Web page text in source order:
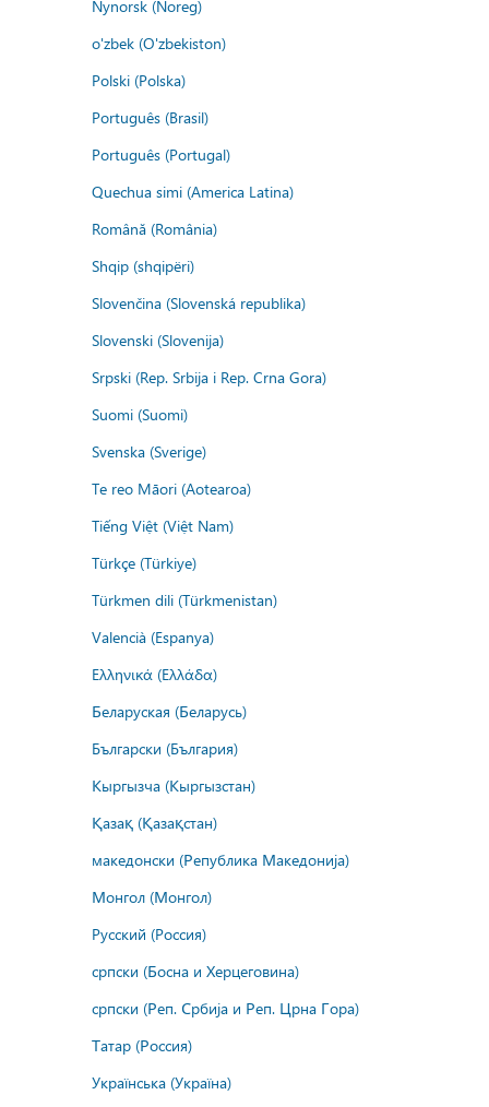
Nynorsk (Noreg)
o'zbek (O'zbekiston)
Polski (Polska)
Português (Brasil)
Português (Portugal)
Quechua simi (America Latina)
Română (România)
Shqip (shqipëri)
Slovenčina (Slovenská republika)
Slovenski (Slovenija)
Srpski (Rep. Srbija i Rep. Crna Gora)
Suomi (Suomi)
Svenska (Sverige)
Te reo Māori (Aotearoa)
Tiếng Việt (Việt Nam)
Türkçe (Türkiye)
Türkmen dili (Türkmenistan)
Valencià (Espanya)
Ελληνικά (Ελλάδα)
Беларуская (Беларусь)
Български (България)
Кыргызча (Кыргызстан)
Қазақ (Қазақстан)
македонски (Република Македонија)
Монгол (Монгол)
Русский (Россия)
српски (Босна и Херцеговина)
српски (Реп. Србија и Реп. Црна Гора)
Татар (Россия)
Українська (Україна)